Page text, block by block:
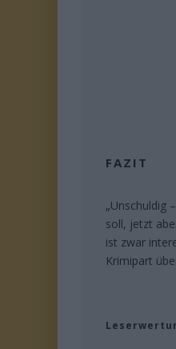
FAZIT
„Unschuldig
soll, jetzt
ist zwar
Krimipart